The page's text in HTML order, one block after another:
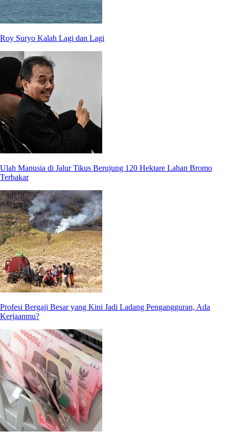
Roy Suryo Kalah Lagi dan Lagi
Ulah Manusia di Jalur Tikus Berujung 120 Hektare Lahan Bromo
Terbakar
Profesi Bergaji Besar yang Kini Jadi Ladang Pengangguran, Ada
Kerjaanmu?